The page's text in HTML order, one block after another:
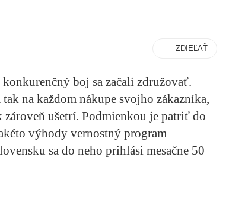
ZDIEĽAŤ
boj sa začali združovať.
na každom nákupe svojho zákazníka,
zároveň ušetrí. Podmienkou je patriť do
výhody vernostný program
sa do neho prihlási mesačne 50